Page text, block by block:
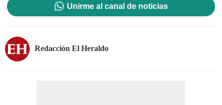
Unirme al canal de noticias
Redacción El Heraldo